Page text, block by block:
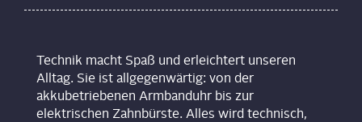
Technik macht Spaß und erleichtert unseren
Alltag. Sie ist allgegenwärtig: von der
akkubetriebenen Armbanduhr bis zur
elektrischen Zahnbürste. Alles wird technisch,